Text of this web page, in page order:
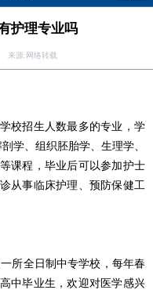
护理专业吗
源:网络转载
校招生人数最多的专业，学
剖学、组织胚胎学、生理学、
课程， 毕业后可以参加护士
从事临床护理、预防保健工
所全日制中专学校，每年春
中毕业生，欢迎对医学感兴